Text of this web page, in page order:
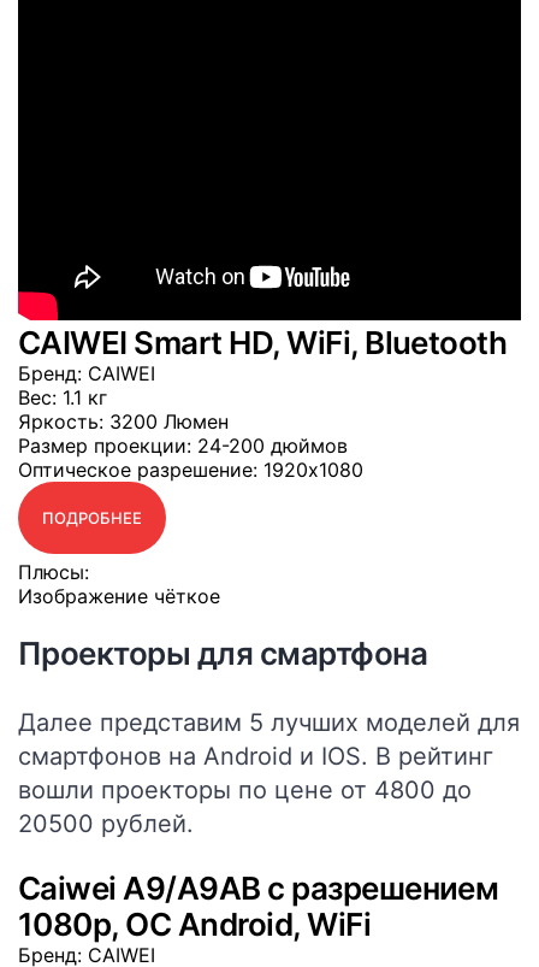
CAIWEI Smart HD, WiFi, Bluetooth
Бренд: CAIWEI
Вес: 1.1 кг
Яркость: 3200 Люмен
Размер проекции: 24-200 дюймов
Оптическое разрешение: 1920x1080
ПОДРОБНЕЕ
Плюсы:
Изображение чёткое
Проекторы для смартфона
Далее представим 5 лучших моделей для
смартфонов на Android и IOS. В рейтинг
вошли проекторы по цене от 4800 до
20500 рублей.
Caiwei A9/A9AB с разрешением
1080p, OC Android, WiFi
Бренд: CAIWEI